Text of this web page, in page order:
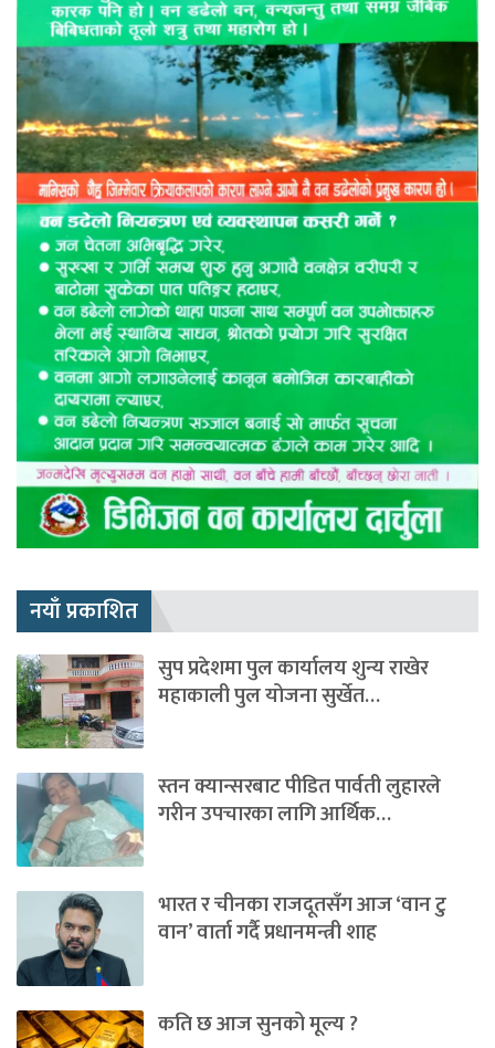
नयाँ प्रकाशित
सुप प्रदेशमा पुल कार्यालय शुन्य राखेर
महाकाली पुल योजना सुर्खेत…
स्तन क्यान्सरबाट पीडित पार्वती लुहारले
गरीन उपचारका लागि आर्थिक…
भारत र चीनका राजदूतसँग आज ‘वान टु
वान’ वार्ता गर्दै प्रधानमन्त्री शाह
कति छ आज सुनको मूल्य ?